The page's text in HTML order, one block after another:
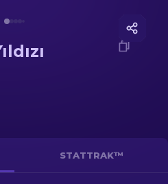
STATTRAK™